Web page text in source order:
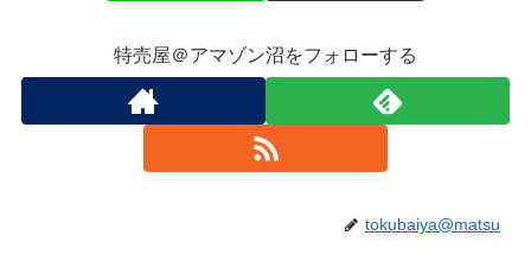
特売屋＠アマゾン沼をフォローする
tokubaiya@matsu